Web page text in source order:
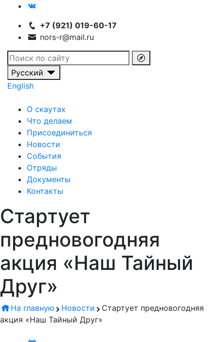
+7 (921) 019-60-17
nors-r@mail.ru
Русский
English
О скаутах
Что делаем
Присоединиться
Новости
События
Отряды
Документы
Контакты
Стартует
предновогодняя
акция «Наш Тайный
Друг»
На главную Новости
Стартует предновогодняя
акция «Наш Тайный Друг»